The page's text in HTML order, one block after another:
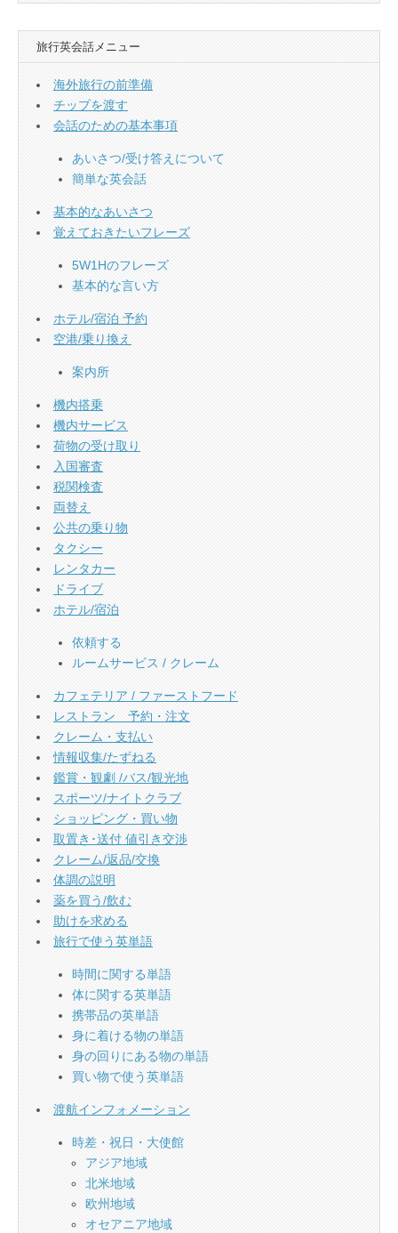
旅行英会話メニュー
海外旅行の前準備
チップを渡す
会話のための基本事項
あいさつ/受け答えについて
簡単な英会話
基本的なあいさつ
覚えておきたいフレーズ
5W1Hのフレーズ
基本的な言い方
ホテル/宿泊 予約
空港/乗り換え
案内所
機内搭乗
機内サービス
荷物の受け取り
入国審査
税関検査
両替え
公共の乗り物
タクシー
レンタカー
ドライブ
ホテル/宿泊
依頼する
ルームサービス / クレーム
カフェテリア / ファーストフード
レストラン 予約・注文
クレーム・支払い
情報収集/たずねる
鑑賞・観劇 /バス/観光地
スポーツ/ナイトクラブ
ショッピング・買い物
取置き･送付 値引き交渉
クレーム/返品/交換
体調の説明
薬を買う/飲む
助けを求める
旅行で使う英単語
時間に関する単語
体に関する英単語
携帯品の英単語
身に着ける物の単語
身の回りにある物の単語
買い物で使う英単語
渡航インフォメーション
時差・祝日・大使館
アジア地域
北米地域
欧州地域
オセアニア地域